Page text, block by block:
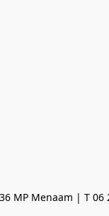
MP Menaam | T 06